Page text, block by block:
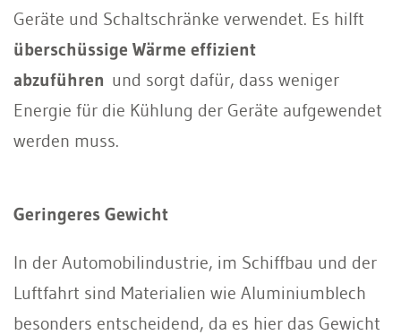
Geräte und Schaltschränke verwendet. Es hilft
überschüssige Wärme effizient
abzuführen und sorgt dafür, dass weniger
Energie für die Kühlung der Geräte aufgewendet
werden muss.
Geringeres Gewicht
In der Automobilindustrie, im Schiffbau und der
Luftfahrt sind Materialien wie Aluminiumblech
besonders entscheidend, da es hier das Gewicht